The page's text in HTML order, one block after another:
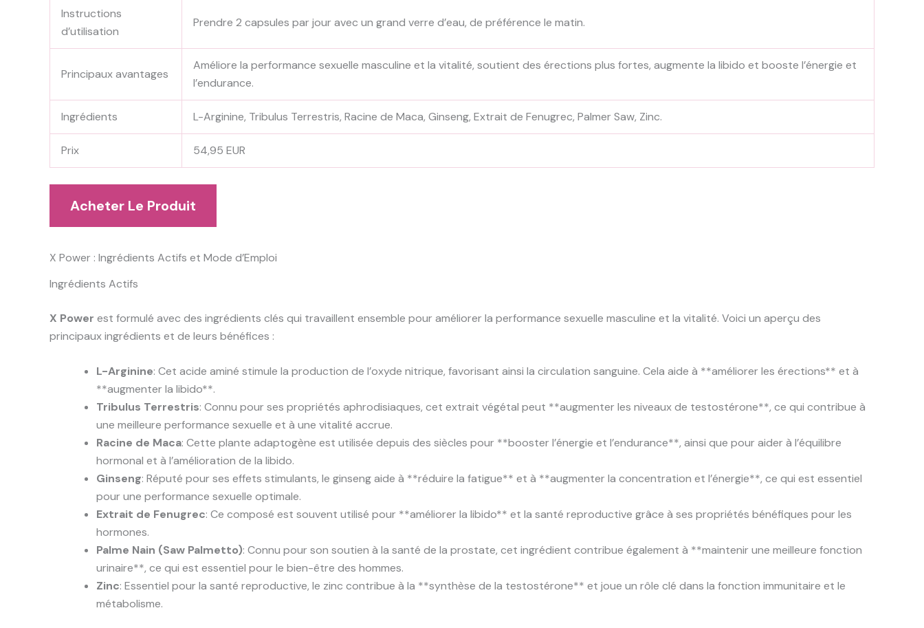
Instructions
d’utilisation
Prendre 2 capsules par jour avec un grand verre d’eau, de préférence le matin.
Principaux avantages
Améliore la performance sexuelle masculine et la vitalité, soutient des érections plus fortes, augmente la libido et booste l’énergie et
l’endurance.
Ingrédients L-Arginine, Tribulus Terrestris, Racine de Maca, Ginseng, Extrait de Fenugrec, Palmer Saw, Zinc.
Prix 54,95 EUR
Acheter Le Produit
X Power : Ingrédients Actifs et Mode d’Emploi
Ingrédients Actifs
X Power est formulé avec des ingrédients clés qui travaillent ensemble pour améliorer la performance sexuelle masculine et la vitalité. Voici un aperçu des
principaux ingrédients et de leurs bénéfices :
L-Arginine: Cet acide aminé stimule la production de l’oxyde nitrique, favorisant ainsi la circulation sanguine. Cela aide à **améliorer les érections** et à
**augmenter la libido**.
Tribulus Terrestris: Connu pour ses propriétés aphrodisiaques, cet extrait végétal peut **augmenter les niveaux de testostérone**, ce qui contribue à
une meilleure performance sexuelle et à une vitalité accrue.
Racine de Maca: Cette plante adaptogène est utilisée depuis des siècles pour **booster l’énergie et l’endurance**, ainsi que pour aider à l’équilibre
hormonal et à l’amélioration de la libido.
Ginseng: Réputé pour ses effets stimulants, le ginseng aide à **réduire la fatigue** et à **augmenter la concentration et l’énergie**, ce qui est essentiel
pour une performance sexuelle optimale.
Extrait de Fenugrec: Ce composé est souvent utilisé pour **améliorer la libido** et la santé reproductive grâce à ses propriétés bénéfiques pour les
hormones.
Palme Nain (Saw Palmetto): Connu pour son soutien à la santé de la prostate, cet ingrédient contribue également à **maintenir une meilleure fonction
urinaire**, ce qui est essentiel pour le bien-être des hommes.
Zinc: Essentiel pour la santé reproductive, le zinc contribue à la **synthèse de la testostérone** et joue un rôle clé dans la fonction immunitaire et le
métabolisme.